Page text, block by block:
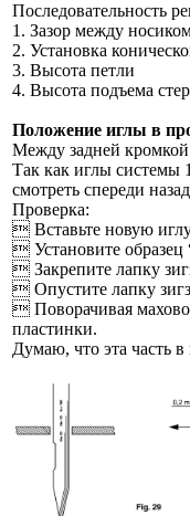
Последовательность
1. Зазор между
2. Установка
3. Высота петли
4. Высота подъема
Положение иглы в
Между задней кромкой
Так как иглы системы
смотреть спереди
Проверка:
 Вставьте новую
 Установите образец
 Закрепите лапку
 Опустите лапку
 Поворачивая
пластинки.
Думаю, что эта часть